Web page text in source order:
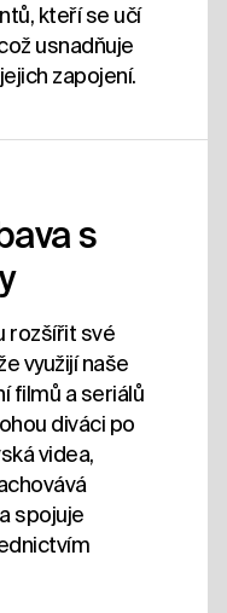
kteří se učí
usnadňuje
zapojení.
s
rozšířit své
využijí naše
filmů a seriálů
diváci po
videa,
spojuje